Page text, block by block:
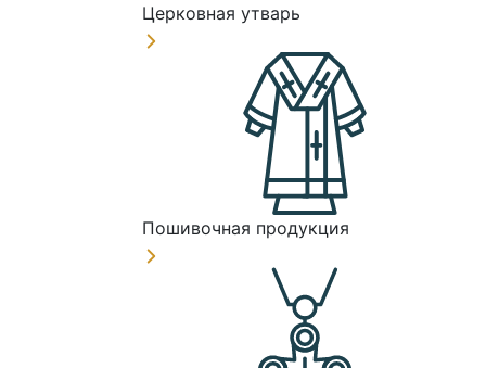
Церковная утварь
Пошивочная продукция